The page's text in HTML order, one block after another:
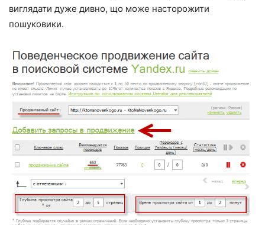
виглядати дуже дивно, що може насторожити
пошуковики.